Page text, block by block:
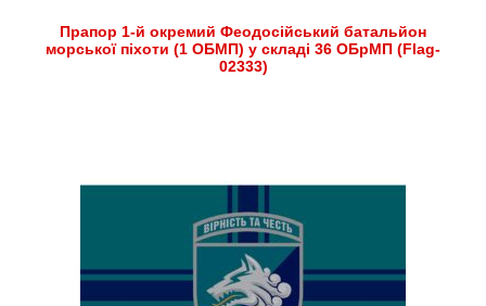
Прапор 1-й окремий Феодосійський батальйон
морської піхоти (1 ОБМП) у складі 36 ОБрМП (Flag-
02333)